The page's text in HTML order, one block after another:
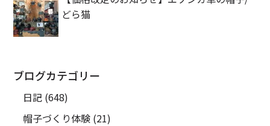
どら猫
ブログカテゴリー
日記 (648)
帽子づくり体験 (21)